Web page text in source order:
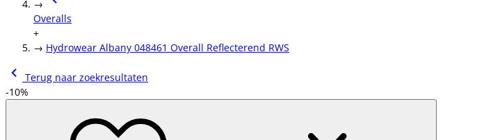
→
Overalls
+
→ Hydrowear Albany 048461 Overall Reflecterend RWS
Terug naar zoekresultaten
-10%